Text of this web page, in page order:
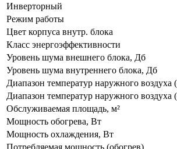
Инверторный
Режим работы
Цвет корпуса внутр. блока
Класс энергоэффективности
Уровень шума внешнего блока, Дб
Уровень шума внутреннего блока, Дб
Диапазон температур наружного воздуха
Диапазон температур наружного воздуха
Обслуживаемая площадь, м²
Мощность обогрева, Вт
Мощность охлаждения, Вт
Потребляемая мощность (обогрев)